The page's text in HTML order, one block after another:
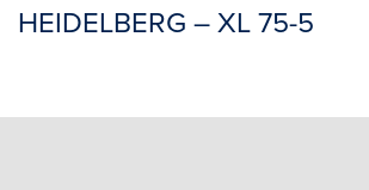
HEIDELBERG – XL 75-5